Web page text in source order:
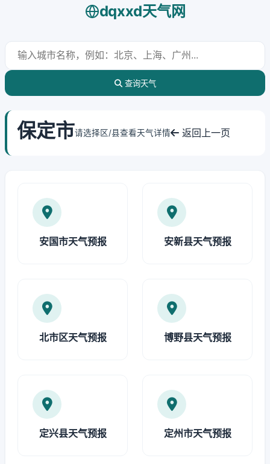
dqxxd天气网
查询天气
保定市请选择区/县查看天气详情 返回上一页
安国市天气预报 安新县天气预报
北市区天气预报 博野县天气预报
定兴县天气预报 定州市天气预报